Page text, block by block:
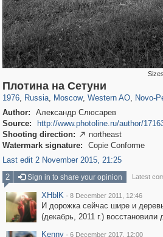
Плотина на Сетуни
1976, Russia
1,405,768 29,243
, Moscow
319,716 8,286
, Western AO
27,128 310
, Novo-
Author:
Александр Слюсарев
Source:
http://www.photoline.ru/author/
Shooting direction:  northeast
Watermark signature:
Copie Conforme
Last edit 2 November 2015, 21:25
2
Sign in to share your opinion Latest
XHblK · 8 December 2011, 12:46
И дорожка сейчас шире и
(декабрь, 2011 г.) восстановили
Kenny · 6 December 2017, 12:00